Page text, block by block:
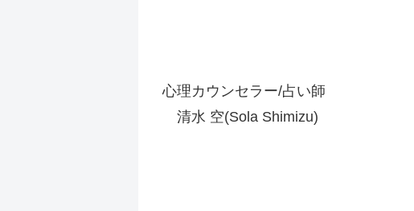
心理カウンセラー/占い師
清水 空(Sola Shimizu)